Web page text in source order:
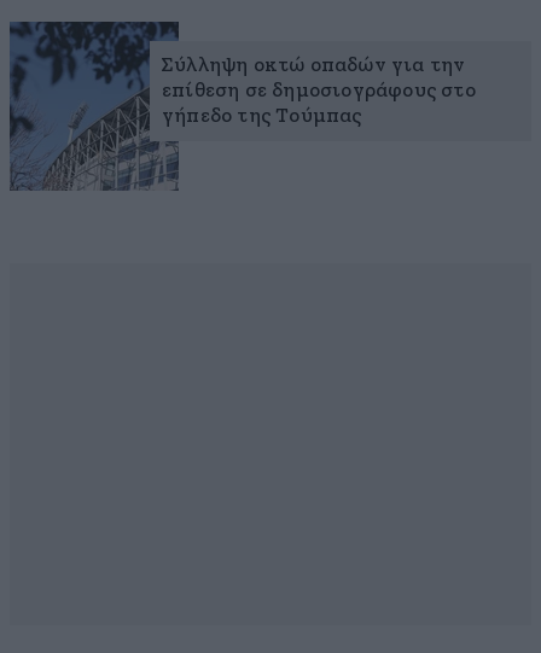
Σύλληψη οκτώ οπαδών για την
επίθεση σε δημοσιογράφους στο
γήπεδο της Τούμπας